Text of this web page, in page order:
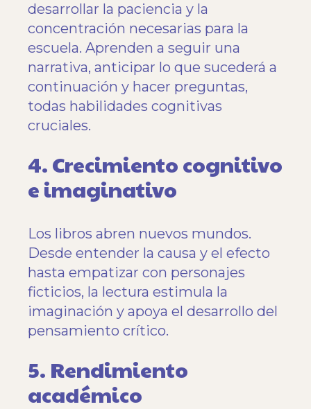
desarrollar la paciencia y la
concentración necesarias para la
escuela. Aprenden a seguir una
narrativa, anticipar lo que sucederá a
continuación y hacer preguntas,
todas habilidades cognitivas
cruciales.
4. Crecimiento cognitivo
e imaginativo
Los libros abren nuevos mundos.
Desde entender la causa y el efecto
hasta empatizar con personajes
ficticios, la lectura estimula la
imaginación y apoya el desarrollo del
pensamiento crítico.
5. Rendimiento
académico